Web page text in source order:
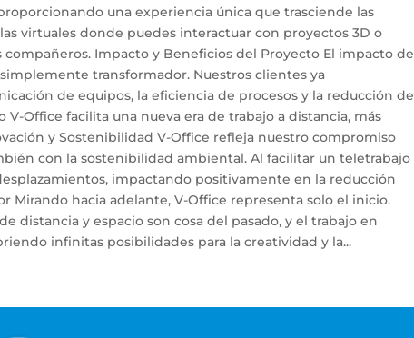
una experiencia única que trasciende las
virtuales donde puedes interactuar con proyectos 3D o
Impacto y Beneficios del Proyecto El impacto de
transformador. Nuestros clientes ya
de equipos, la eficiencia de procesos y la reducción de
Office facilita una nueva era de trabajo a distancia, más
y Sostenibilidad V-Office refleja nuestro compromiso
con la sostenibilidad ambiental. Al facilitar un teletrabajo
impactando positivamente en la reducción
Mirando hacia adelante, V-Office representa solo el inicio.
distancia y espacio son cosa del pasado, y el trabajo en
infinitas posibilidades para la creatividad y la...